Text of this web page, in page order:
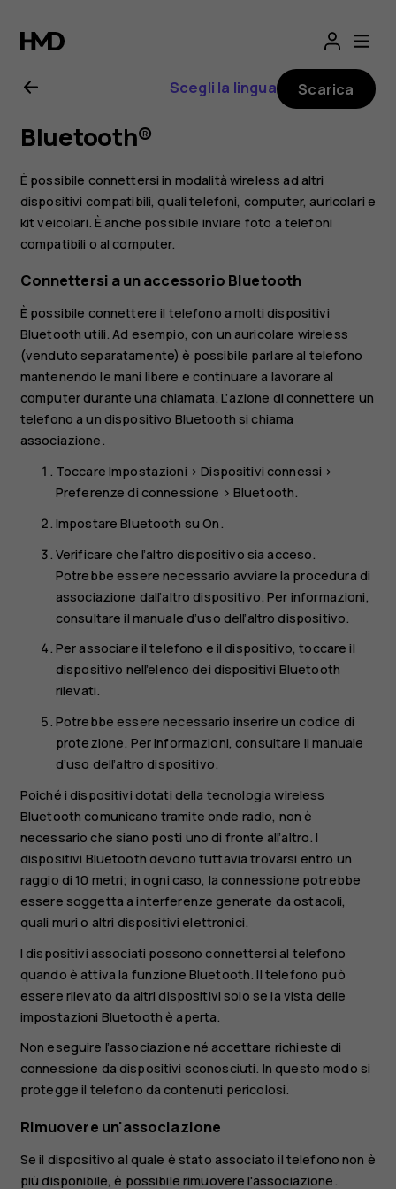
Manuale
d’uso
del
Nokia
8.1
Scegli la lingua Scarica
Bluetooth®
È possibile connettersi in modalità wireless ad altri
dispositivi compatibili, quali telefoni, computer, auricolari e
kit veicolari. È anche possibile inviare foto a telefoni
compatibili o al computer.
Connettersi a un accessorio Bluetooth
È possibile connettere il telefono a molti dispositivi
Bluetooth utili. Ad esempio, con un auricolare wireless
(venduto separatamente) è possibile parlare al telefono
mantenendo le mani libere e continuare a lavorare al
computer durante una chiamata. L’azione di connettere un
telefono a un dispositivo Bluetooth si chiama
associazione.
ToccareImpostazioni >Dispositivi connessi >
Preferenze di connessione > Bluetooth.
ImpostareBluetooth suOn.
Verificare che l’altro dispositivo sia acceso.
Potrebbe essere necessario avviare la procedura di
associazione dall’altro dispositivo. Per informazioni,
consultare il manuale d’uso dell’altro dispositivo.
Per associare il telefono e il dispositivo, toccare il
dispositivo nell’elenco dei dispositivi Bluetooth
rilevati.
Potrebbe essere necessario inserire un codice di
protezione. Per informazioni, consultare il manuale
d’uso dell’altro dispositivo.
Poiché i dispositivi dotati della tecnologia wireless
Bluetooth comunicano tramite onde radio, non è
necessario che siano posti uno di fronte all’altro. I
dispositivi Bluetooth devono tuttavia trovarsi entro un
raggio di 10 metri; in ogni caso, la connessione potrebbe
essere soggetta a interferenze generate da ostacoli,
quali muri o altri dispositivi elettronici.
I dispositivi associati possono connettersi al telefono
quando è attiva la funzione Bluetooth. Il telefono può
essere rilevato da altri dispositivi solo se la vista delle
impostazioni Bluetooth è aperta.
Non eseguire l’associazione né accettare richieste di
connessione da dispositivi sconosciuti. In questo modo si
protegge il telefono da contenuti pericolosi.
Rimuovere un'associazione
Se il dispositivo al quale è stato associato il telefono non è
più disponibile, è possibile rimuovere l'associazione.